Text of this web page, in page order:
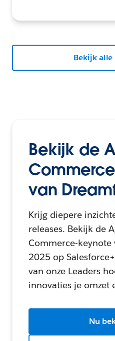
Bekijk alle
Bekijk de
van
Krijg diepere
releases. Bekijk de
Commerce-keynote
2025 op
van onze Leaders
innovaties je omzet
Nu